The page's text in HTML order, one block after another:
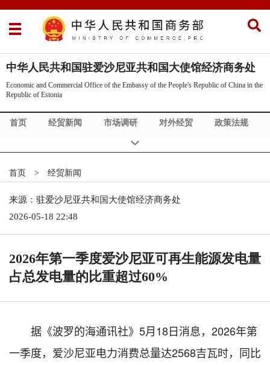
中华人民共和国驻爱沙尼亚共和国大使馆经济商务处
Economic and Commercial Office of the Embassy of the People's Republic of China in the
Republic of Estonia
首页 经贸新闻 市场调研 对外经贸 政策法规
商旅信息
首页 > 经贸新闻
来源：驻爱沙尼亚共和国大使馆经济商务处
2026-05-18 22:48
2026年第一季度爱沙尼亚可再生能源发电量
占总发电量的比重超过60%
据《波罗的海通讯社》5月18日消息，2026年第
一季度，爱沙尼亚电力消费总量达2568吉瓦时，同比